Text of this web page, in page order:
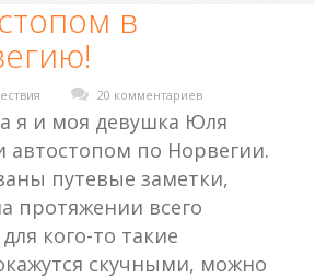
в
20 комментариев
я и моя девушка Юля
автостопом по Норвегии.
путевые заметки,
протяжении всего
кого-то такие
скучными, можно